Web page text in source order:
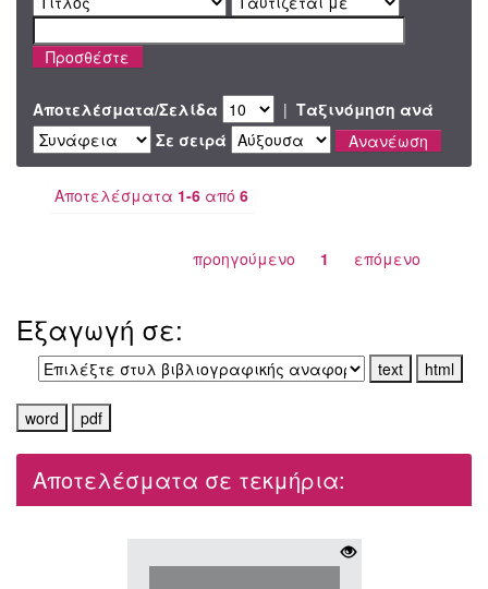
Αποτελέσματα/Σελίδα | Ταξινόμηση ανά
Σε σειρά
Αποτελέσματα 1-6 από 6
προηγούμενο 1 επόμενο
Εξαγωγή σε:
Αποτελέσματα σε τεκμήρια: